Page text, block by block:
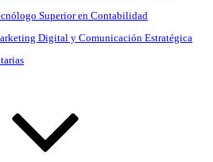
Superior en Contabilidad
Digital y Comunicación Estratégica